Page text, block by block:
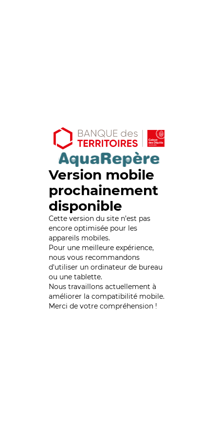
Version mobile
prochainement
disponible
Cette version du site n’est pas
encore optimisée pour les
appareils mobiles.
Pour une meilleure expérience,
nous vous recommandons
d'utiliser un ordinateur de bureau
ou une tablette.
Nous travaillons actuellement à
améliorer la compatibilité mobile.
Merci de votre compréhension !